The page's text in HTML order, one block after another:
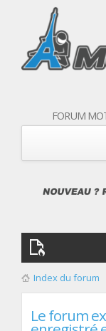
FORUM
Qui sommes
Les membres
Index du forum
Le forum